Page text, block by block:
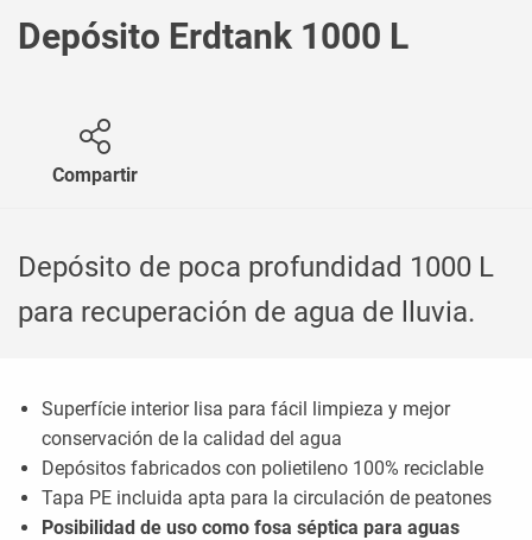
Depósito Erdtank 1000 L
Compartir
Depósito de poca profundidad 1000 L
para recuperación de agua de lluvia.
Superfície interior lisa para fácil limpieza y mejor
conservación de la calidad del agua
Depósitos fabricados con polietileno 100% reciclable
Tapa PE incluida apta para la circulación de peatones
Posibilidad de uso como fosa séptica para aguas